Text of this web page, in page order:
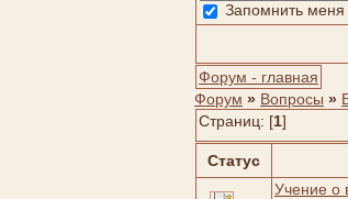
Запомнить меня
Форум - главная
Форум » Вопросы »
Страниц: [1]
Статус
Учение о